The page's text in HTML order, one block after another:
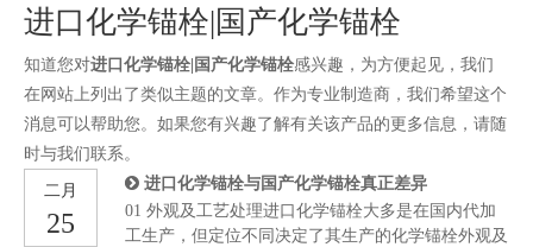
进口化学锚栓|国产化学锚栓
知道您对进口化学锚栓|国产化学锚栓感兴趣，为方便起见，我们
在网站上列出了类似主题的文章。作为专业制造商，我们希望这个
消息可以帮助您。如果您有兴趣了解有关该产品的更多信息，请随
时与我们联系。
二月
25
进口化学锚栓与国产化学锚栓真正差异
01 外观及工艺处理进口化学锚栓大多是在国内代加
工生产，但定位不同决定了其生产的化学锚栓外观及